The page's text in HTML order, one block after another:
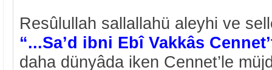
Resûlullah sallallahü aleyhi ve
“...Sa’d ibni Ebî Vakkâs
daha dünyâda iken Cennet’le